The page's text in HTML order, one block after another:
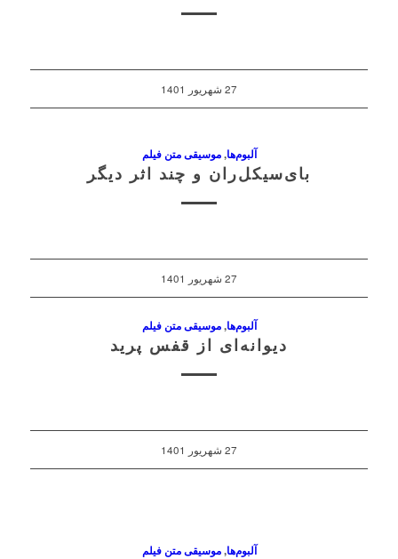
27 شهریور 1401
آلبوم‌ها,موسیقی متن فیلم
بای‌سیکل‌ران و چند اثر دیگر
27 شهریور 1401
آلبوم‌ها,موسیقی متن فیلم
دیوانه‌ای از قفس پرید
27 شهریور 1401
آلبوم‌ها,موسیقی متن فیلم